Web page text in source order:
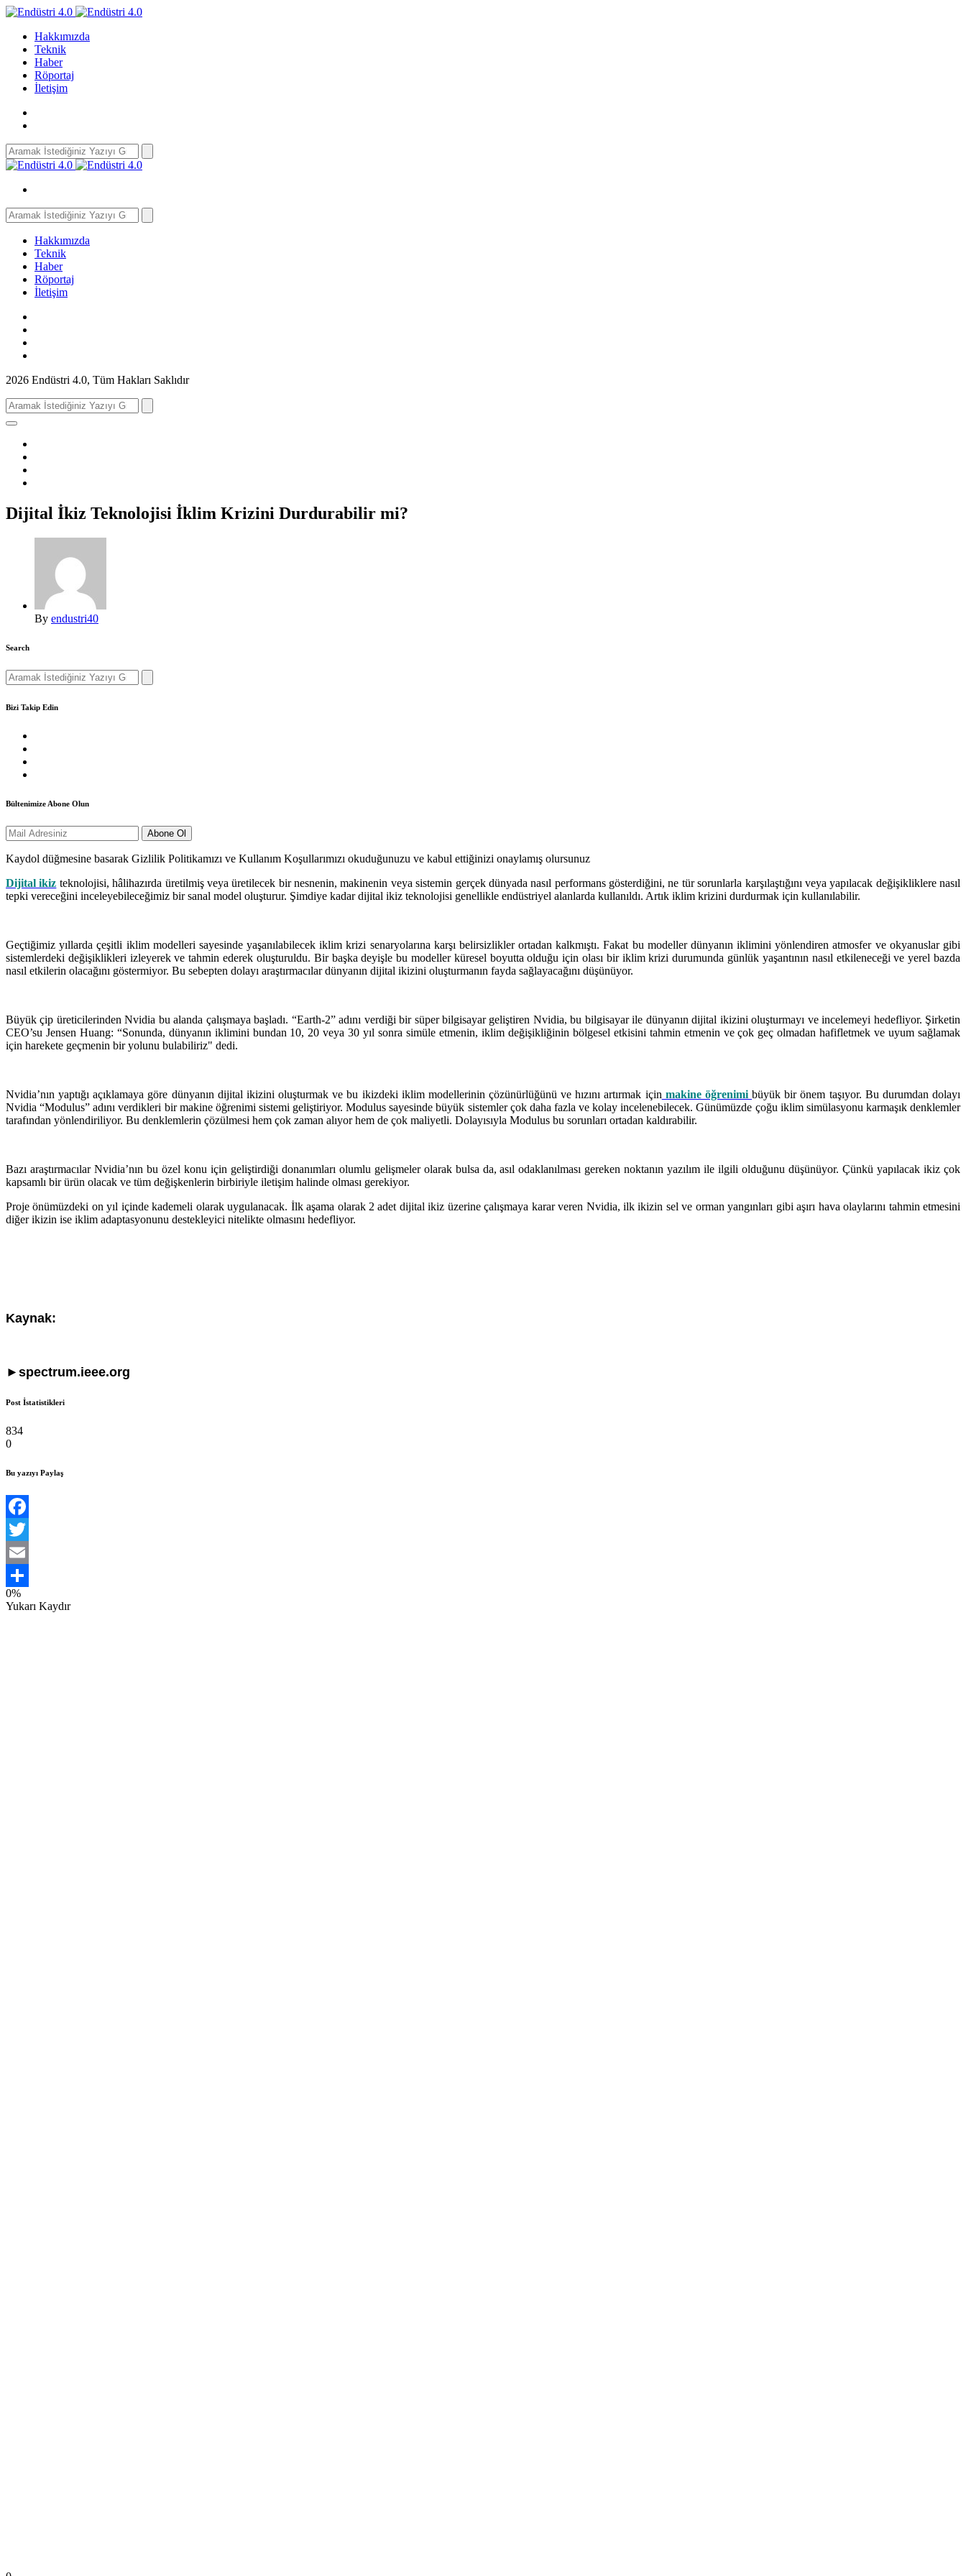
Hakkımızda
Teknik
Haber
Röportaj
İletişim
Search
for:
Search
for:
Hakkımızda
Teknik
Haber
Röportaj
İletişim
2026 Endüstri 4.0, Tüm Hakları Saklıdır
Search
for:
Dijital İkiz Teknolojisi İklim Krizini Durdurabilir mi?
By endustri40
Search
Search
for:
Bizi Takip Edin
Bültenimize Abone Olun
Kaydol düğmesine basarak Gizlilik Politikamızı ve Kullanım Koşullarımızı okuduğunuzu ve kabul ettiğinizi onaylamış olursunuz
Dijital ikiz teknolojisi, hâlihazırda üretilmiş veya üretilecek bir nesnenin, makinenin veya sistemin gerçek dünyada nasıl performans gösterdiğini, ne tür sorunlarla karşılaştığını veya yapılacak değişikliklere nasıl
tepki vereceğini inceleyebileceğimiz bir sanal model oluşturur. Şimdiye kadar dijital ikiz teknolojisi genellikle endüstriyel alanlarda kullanıldı. Artık iklim krizini durdurmak için kullanılabilir.
Geçtiğimiz yıllarda çeşitli iklim modelleri sayesinde yaşanılabilecek iklim krizi senaryolarına karşı belirsizlikler ortadan kalkmıştı. Fakat bu modeller dünyanın iklimini yönlendiren atmosfer ve okyanuslar gibi
sistemlerdeki değişiklikleri izleyerek ve tahmin ederek oluşturuldu. Bir başka deyişle bu modeller küresel boyutta olduğu için olası bir iklim krizi durumunda günlük yaşantının nasıl etkileneceği ve yerel bazda
nasıl etkilerin olacağını göstermiyor. Bu sebepten dolayı araştırmacılar dünyanın dijital ikizini oluşturmanın fayda sağlayacağını düşünüyor.
Büyük çip üreticilerinden Nvidia bu alanda çalışmaya başladı. “Earth-2” adını verdiği bir süper bilgisayar geliştiren Nvidia, bu bilgisayar ile dünyanın dijital ikizini oluşturmayı ve incelemeyi hedefliyor. Şirketin
CEO’su Jensen Huang: “Sonunda, dünyanın iklimini bundan 10, 20 veya 30 yıl sonra simüle etmenin, iklim değişikliğinin bölgesel etkisini tahmin etmenin ve çok geç olmadan hafifletmek ve uyum sağlamak
için harekete geçmenin bir yolunu bulabiliriz" dedi.
Nvidia’nın yaptığı açıklamaya göre dünyanın dijital ikizini oluşturmak ve bu ikizdeki iklim modellerinin çözünürlüğünü ve hızını artırmak için makine öğrenimibüyük bir önem taşıyor. Bu durumdan dolayı
Nvidia “Modulus” adını verdikleri bir makine öğrenimi sistemi geliştiriyor. Modulus sayesinde büyük sistemler çok daha fazla ve kolay incelenebilecek. Günümüzde çoğu iklim simülasyonu karmaşık denklemler
tarafından yönlendiriliyor. Bu denklemlerin çözülmesi hem çok zaman alıyor hem de çok maliyetli. Dolayısıyla Modulus bu sorunları ortadan kaldırabilir.
Bazı araştırmacılar Nvidia’nın bu özel konu için geliştirdiği donanımları olumlu gelişmeler olarak bulsa da, asıl odaklanılması gereken noktanın yazılım ile ilgili olduğunu düşünüyor. Çünkü yapılacak ikiz çok
kapsamlı bir ürün olacak ve tüm değişkenlerin birbiriyle iletişim halinde olması gerekiyor.
Proje önümüzdeki on yıl içinde kademeli olarak uygulanacak. İlk aşama olarak 2 adet dijital ikiz üzerine çalışmaya karar veren Nvidia, ilk ikizin sel ve orman yangınları gibi aşırı hava olaylarını tahmin etmesini
diğer ikizin ise iklim adaptasyonunu destekleyici nitelikte olmasını hedefliyor.
Kaynak:
► spectrum.ieee.org
Post İstatistikleri
834
0
Bu yazıyı Paylaş
Facebook
Twitter
Email
Share
0%
Yukarı Kaydır